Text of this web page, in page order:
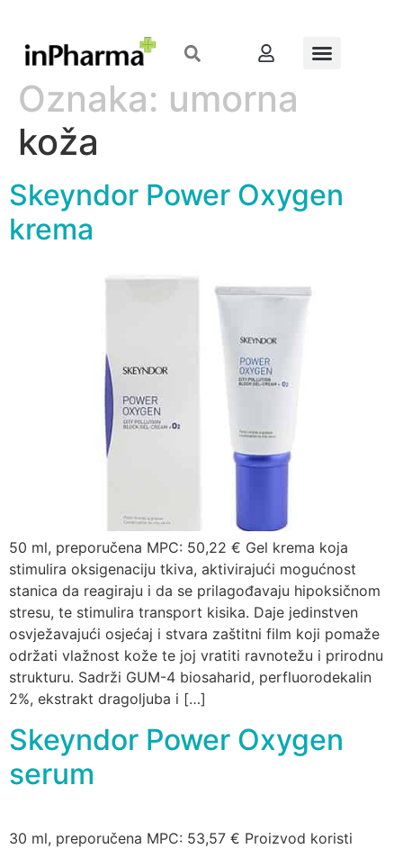
Oznaka: umorna
koža
Skeyndor Power Oxygen
krema
50 ml, preporučena MPC: 50,22 € Gel krema koja
stimulira oksigenaciju tkiva, aktivirajući mogućnost
stanica da reagiraju i da se prilagođavaju hipoksičnom
stresu, te stimulira transport kisika. Daje jedinstven
osvježavajući osjećaj i stvara zaštitni film koji pomaže
održati vlažnost kože te joj vratiti ravnotežu i prirodnu
strukturu. Sadrži GUM-4 biosaharid, perfluorodekalin
2%, ekstrakt dragoljuba i […]
Skeyndor Power Oxygen
serum
30 ml, preporučena MPC: 53,57 € Proizvod koristi